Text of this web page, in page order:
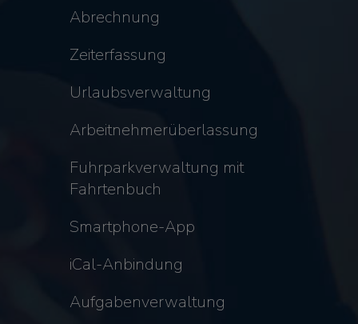
Abrechnung
Zeiterfassung
Urlaubsverwaltung
Arbeitnehmerüberlassung
Fuhrparkverwaltung mit
Fahrtenbuch
Smartphone-App
iCal-Anbindung
Aufgabenverwaltung